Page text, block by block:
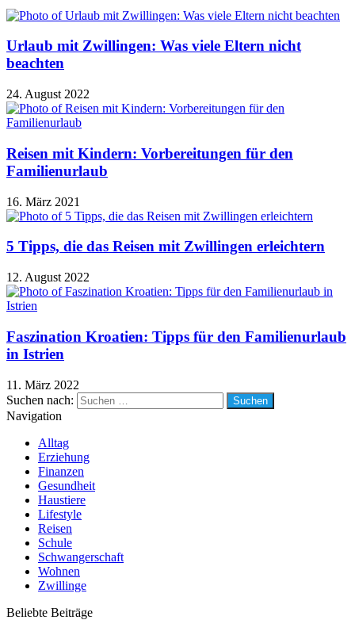
Urlaub mit Zwillingen: Was viele Eltern nicht
beachten
24. August 2022
Reisen mit Kindern: Vorbereitungen für den
Familienurlaub
16. März 2021
5 Tipps, die das Reisen mit Zwillingen erleichtern
12. August 2022
Faszination Kroatien: Tipps für den Familienurlaub
in Istrien
11. März 2022
Suchen nach:
Navigation
Alltag
Erziehung
Finanzen
Gesundheit
Haustiere
Lifestyle
Reisen
Schule
Schwangerschaft
Wohnen
Zwillinge
Beliebte Beiträge